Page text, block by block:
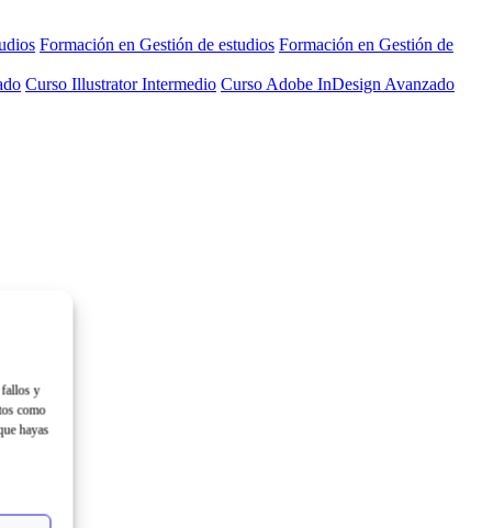
fallos y
como
hayas
Formación en Gestión de estudios Formación en Gestión de
Curso Illustrator Intermedio Curso Adobe InDesign Avanzado